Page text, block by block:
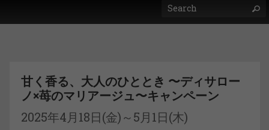
甘く香る、大人のひととき 〜ディサロー
ノ×苺のマリアージュ〜キャンペーン
2025年4月18日(金)～5月1日(木)